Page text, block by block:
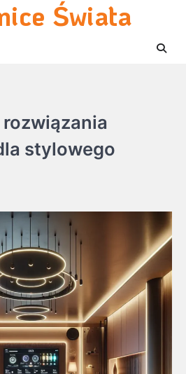
Świata
stylowego